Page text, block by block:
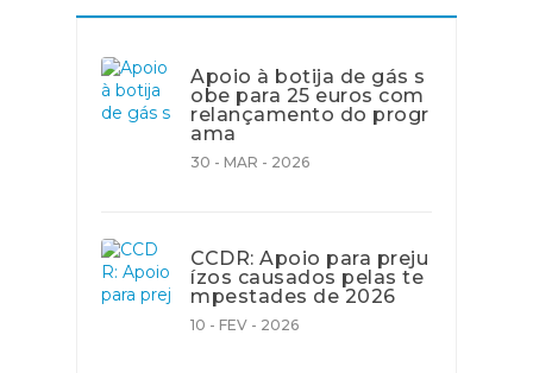
Apoio à botija de gás s
obe para 25 euros com
relançamento do progr
ama
30 - MAR - 2026
CCDR: Apoio para preju
ízos causados pelas te
mpestades de 2026
10 - FEV - 2026